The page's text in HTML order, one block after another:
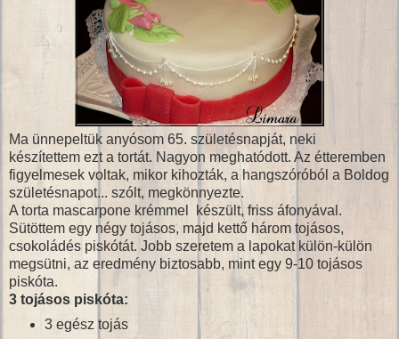
Ma ünnepeltük anyósom 65. születésnapját, neki
készítettem ezt a tortát. Nagyon meghatódott. Az étteremben
figyelmesek voltak, mikor kihozták, a hangszóróból a Boldog
születésnapot... szólt, megkönnyezte.
A torta mascarpone krémmel készült, friss áfonyával.
Sütöttem egy négy tojásos, majd kettő három tojásos,
csokoládés piskótát. Jobb szeretem a lapokat külön-külön
megsütni, az eredmény biztosabb, mint egy 9-10 tojásos
piskóta.
3 tojásos piskóta:
3 egész tojás